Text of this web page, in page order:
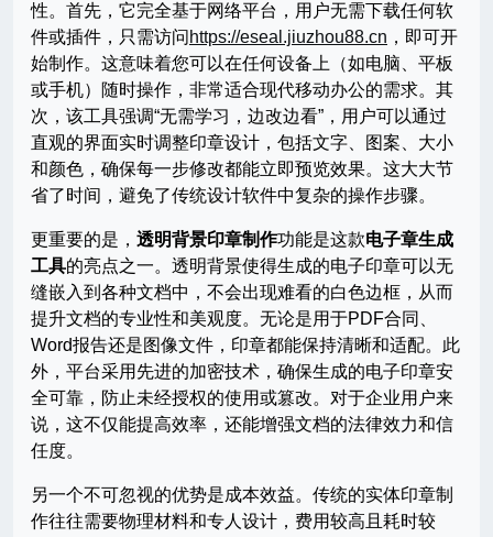
性。首先，它完全基于网络平台，用户无需下载任何软
件或插件，只需访问 https://eseal.jiuzhou88.cn ，即可开
始制作。这意味着您可以在任何设备上（如电脑、平板
或手机）随时操作，非常适合现代移动办公的需求。其
次，该工具强调“无需学习，边改边看”，用户可以通过
直观的界面实时调整印章设计，包括文字、图案、大小
和颜色，确保每一步修改都能立即预览效果。这大大节
省了时间，避免了传统设计软件中复杂的操作步骤。
更重要的是， 透明背景印章制作功能是这款电子章生成
工具的亮点之一。透明背景使得生成的电子印章可以无
缝嵌入到各种文档中，不会出现难看的白色边框，从而
提升文档的专业性和美观度。无论是用于PDF合同、
Word报告还是图像文件，印章都能保持清晰和适配。此
外，平台采用先进的加密技术，确保生成的电子印章安
全可靠，防止未经授权的使用或篡改。对于企业用户来
说，这不仅能提高效率，还能增强文档的法律效力和信
任度。
另一个不可忽视的优势是成本效益。传统的实体印章制
作往往需要物理材料和专人设计，费用较高且耗时较